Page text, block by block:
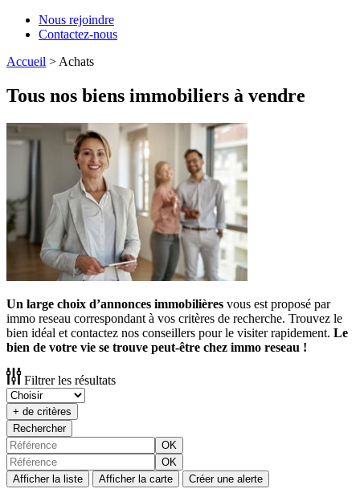
Nous rejoindre
Contactez-nous
Accueil > Achats
Tous nos biens immobiliers à vendre
Un large choix d’annonces immobilières vous est proposé par
immo reseau correspondant à vos critères de recherche. Trouvez le
bien idéal et contactez nos conseillers pour le visiter rapidement. Le
bien de votre vie se trouve peut-être chez immo reseau !
Filtrer les résultats
+ de critères
Rechercher
OK
OK
Afficher la liste
Afficher la carte Créer une alerte